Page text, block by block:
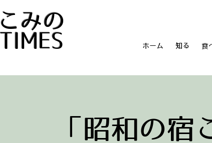
​こみの
TIMES
ホーム 知る 食
「昭和の